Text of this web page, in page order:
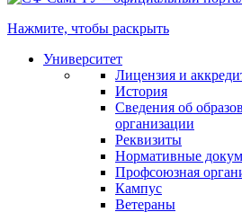
Нажмите, чтобы раскрыть
Университет
Лицензия и
История
Сведения об
организации
Реквизиты
Нормативные
Профсоюзная
Кампус
Ветераны